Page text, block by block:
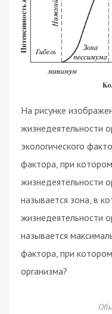
На рисунке
жизнедеятельности
экологического
фактора, при
жизнедеятельности
называется зона, в
жизнедеятельности
называется
фактора, при
организма?